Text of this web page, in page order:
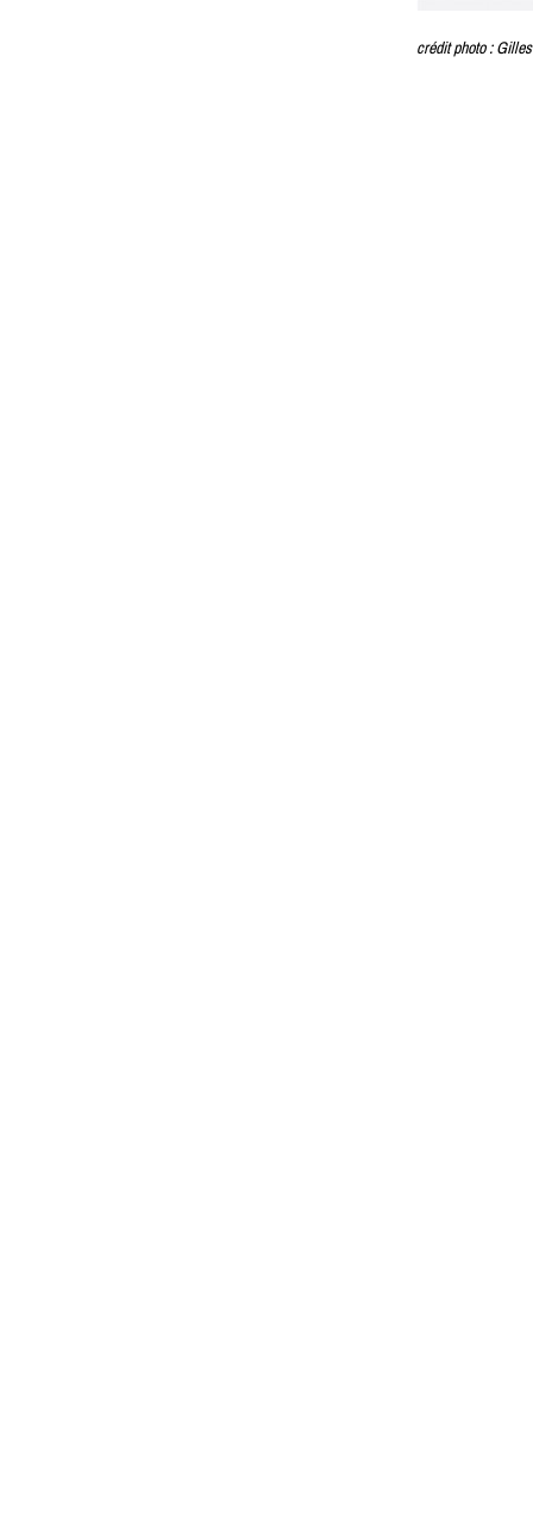
crédit photo :